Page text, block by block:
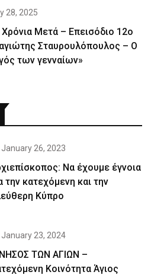
28, 2025
Μετά – Επεισόδιο 12ο
Σταυρουλόπουλος – Ο
των γενναίων»
January 26, 2023
Να έχουμε έγνοια
την κατεχόμενη και την
Κύπρο
January 23, 2024
ΤΩΝ ΑΓΙΩΝ –
Κοινότητα Άγιος